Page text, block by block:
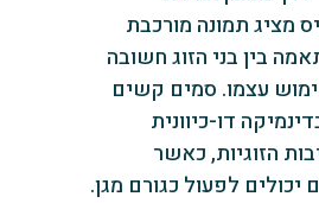
מציג תמונה מורכבת
בין בני הזוג חשובה
עצמו. סמים קשים
דו-כיוונית
הזוגיות, כאשר
יכולים לפעול כגורם מגן.